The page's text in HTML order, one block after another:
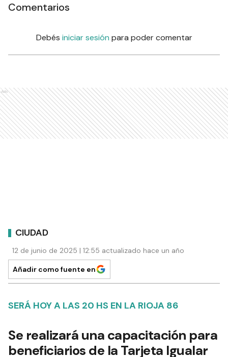
Comentarios
Debés iniciar sesión para poder comentar
Ads
CIUDAD
12 de junio de 2025 | 12:55 actualizado hace un año
Añadir como fuente en
SERÁ HOY A LAS 20 HS EN LA RIOJA 86
Se realizará una capacitación para
beneficiarios de la Tarjeta Igualar